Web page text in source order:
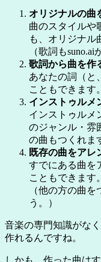
オリジナルの曲
曲のスタイルや
も、オリジナル
（歌詞もsuno.ai
歌詞から曲を作
あなたの詞（と
こともできます。
インストゥルメ
インストゥルメ
のジャンル・雰
の曲もつくれま
既存の曲をアレ
すでにある曲を
こともできます。
（他の方の曲
う。）
音楽の専門知識がな
作れるんですね。
しかも、作った曲は